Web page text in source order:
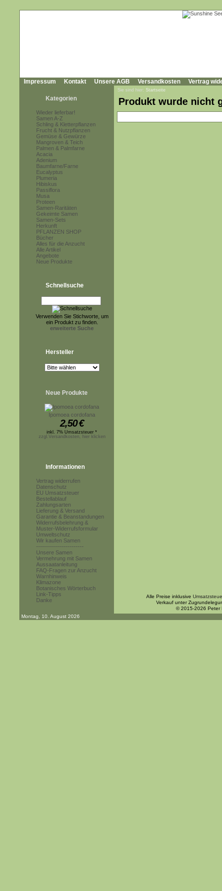
Impressum Kontakt Unsere AGB Versandkosten Vertrag
Kategorien
Wieder lieferbar!
Samen A-Z
Schling & Kletterpflanzen
Frucht & Nutzpflanzen
Gemüse & Gewürze
Mangroven & Teich
Palmen & Palmfarne
Acacia
Adenium
Baumfarne/Farne
Eucalyptus
Plumeria
Hibiskus
Passiflora
Musa
Proteen
Samen-Raritäten
Gekeimte Samen
Samen-Sets
Herkunft
PFLANZEN SHOP
Bücher
Alles für die Anzucht
Alle Artikel
Angebote
Neue Produkte
Schnellsuche
Verwenden Sie Stichworte, um
ein Produkt zu finden.
erweiterte Suche
Hersteller
Neue Produkte
Ipomoea cordofana
2,50€
inkl. 7% Umsatzsteuer *
zzgl.Versandkosten, hier klicken
Informationen
Vertrag widerrufen
Datenschutz
EU Umsatzsteuer
Bestellablauf
Zahlungsarten
Lieferung & Versand
Garantie & Beanstandungen
Widerrufsbelehrung &
Muster-Widerrufsformular
Umweltschutz
Wir kaufen Samen
------------------------
Unsere Samen
Vermehrung mit Samen
Aussaatanleitung
FAQ-Fragen zur Anzucht
Warnhinweis
Klimazone
Botanisches Wörterbuch
Link-Tipps
Danke
Sie sind hier: Startseite
Produkt wurde nicht
Alle Preise inklusive
Verkauf unter
© 2015-2026 Peter
Montag, 10. August 2026